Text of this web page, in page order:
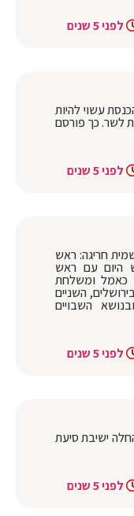
לפני 5 שנים
עשוי להיות
לשר. כך פורסם
לפני 5 שנים
חריגה: ראש
היום עם ראש
כאמל ומשלחת
השניים
השבויים
לפני 5 שנים
ישיבת סיעת
לפני 5 שנים